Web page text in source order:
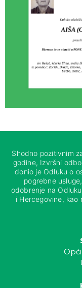
Shodno pozitivnim
godine, Izvršni
donio je Odluku o
pogrebne
odobrenje na
i Hercegovine, kao